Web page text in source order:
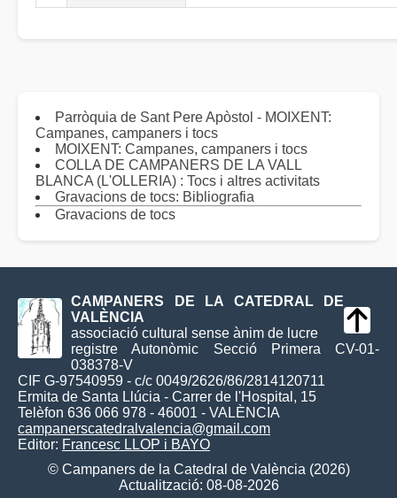
Parròquia de Sant Pere Apòstol - MOIXENT:
Campanes, campaners i tocs
MOIXENT: Campanes, campaners i tocs
COLLA DE CAMPANERS DE LA VALL
BLANCA (L'OLLERIA) : Tocs i altres activitats
Gravacions de tocs: Bibliografia
Gravacions de tocs
CAMPANERS DE LA CATEDRAL DE
VALÈNCIA
associació cultural sense ànim de lucre
registre Autonòmic Secció Primera CV-01-
038378-V
CIF G-97540959 - c/c 0049/2626/86/2814120711
Ermita de Santa Llúcia - Carrer de l'Hospital, 15
Telèfon 636 066 978 - 46001 - VALÈNCIA
campanerscatedralvalencia@gmail.com
Editor: Francesc LLOP i BAYO
© Campaners de la Catedral de València (2026)
Actualització: 08-08-2026